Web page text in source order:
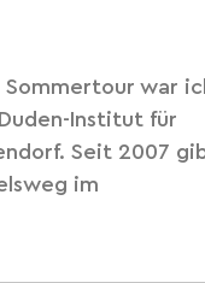
Sommertour war
Institut für
Seit 2007
im